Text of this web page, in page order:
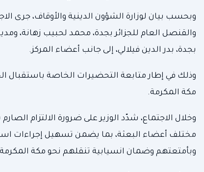
وبحسب بيان لوزارة الشؤون الدينية والأوقاف، جرى
والقنصل العام للجزائر بجدة، محمد لحبيب زهانة،
بجدة، بدر الدين فيلالي، إلى جانب أعضاء المركز.
وذلك في إطار متابعة التحضيرات الخاصة باستقبال
مكة المكرمة.
وخلال الاجتماع، شدّد الوزير على ضرورة الالتزام
مختلف أعضاء البعثة، بما يضمن تسهيل إجراءات
وبأمتعتهم وضمان انسيابية تنقلهم نحو مكة